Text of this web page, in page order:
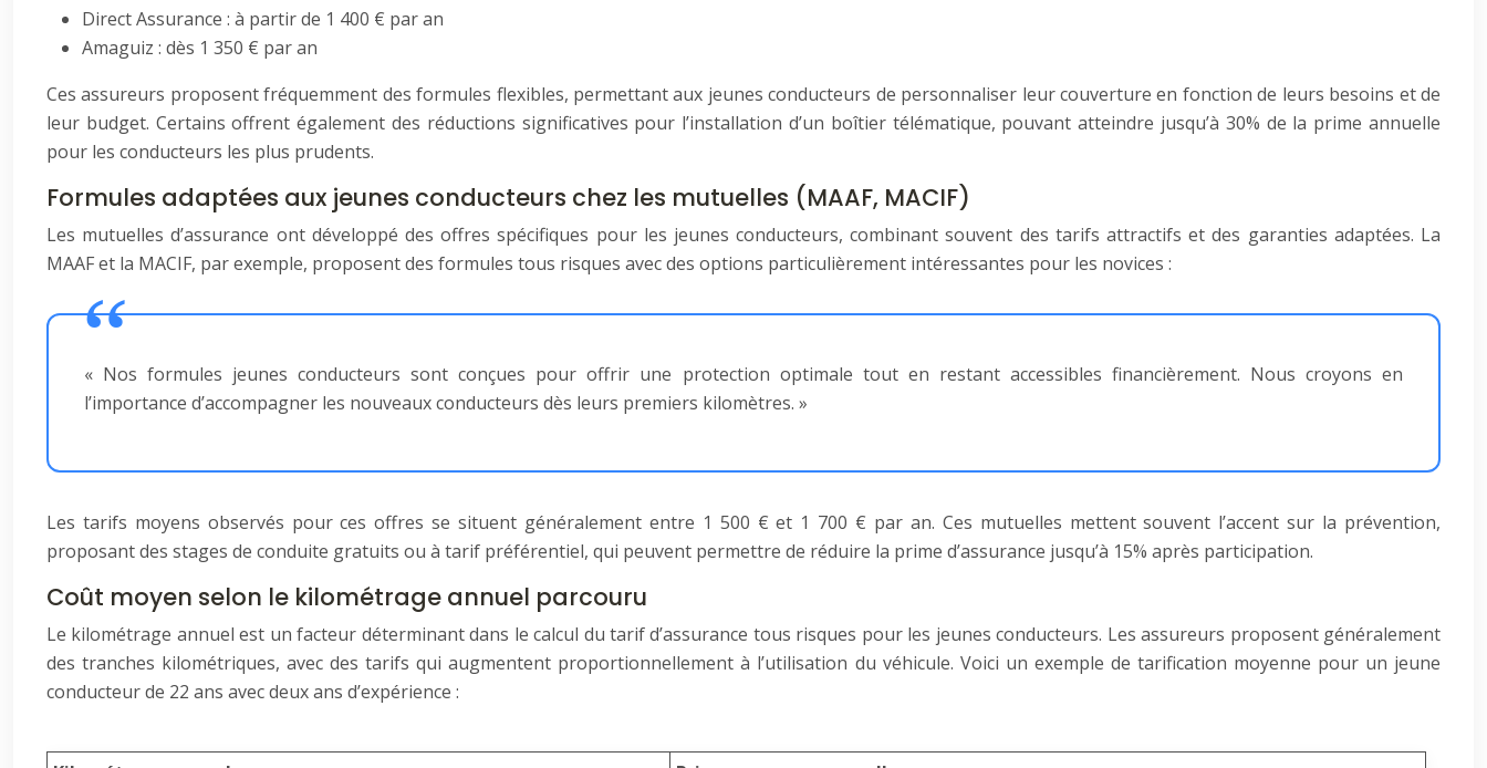
Direct Assurance : à partir de 1 400 € par an
Amaguiz : dès 1 350 € par an
Ces assureurs proposent fréquemment des formules flexibles, permettant aux jeunes conducteurs de personnaliser leur couverture en fonction de leurs besoins et de
leur budget. Certains offrent également des réductions significatives pour l’installation d’un boîtier télématique, pouvant atteindre jusqu’à 30% de la prime annuelle
pour les conducteurs les plus prudents.
Formules adaptées aux jeunes conducteurs chez les mutuelles (MAAF, MACIF)
Les mutuelles d’assurance ont développé des offres spécifiques pour les jeunes conducteurs, combinant souvent des tarifs attractifs et des garanties adaptées. La
MAAF et la MACIF, par exemple, proposent des formules tous risques avec des options particulièrement intéressantes pour les novices :
« Nos formules jeunes conducteurs sont conçues pour offrir une protection optimale tout en restant accessibles financièrement. Nous croyons en
l’importance d’accompagner les nouveaux conducteurs dès leurs premiers kilomètres. »
Les tarifs moyens observés pour ces offres se situent généralement entre 1 500 € et 1 700 € par an. Ces mutuelles mettent souvent l’accent sur la prévention,
proposant des stages de conduite gratuits ou à tarif préférentiel, qui peuvent permettre de réduire la prime d’assurance jusqu’à 15% après participation.
Coût moyen selon le kilométrage annuel parcouru
Le kilométrage annuel est un facteur déterminant dans le calcul du tarif d’assurance tous risques pour les jeunes conducteurs. Les assureurs proposent généralement
des tranches kilométriques, avec des tarifs qui augmentent proportionnellement à l’utilisation du véhicule. Voici un exemple de tarification moyenne pour un jeune
conducteur de 22 ans avec deux ans d’expérience :